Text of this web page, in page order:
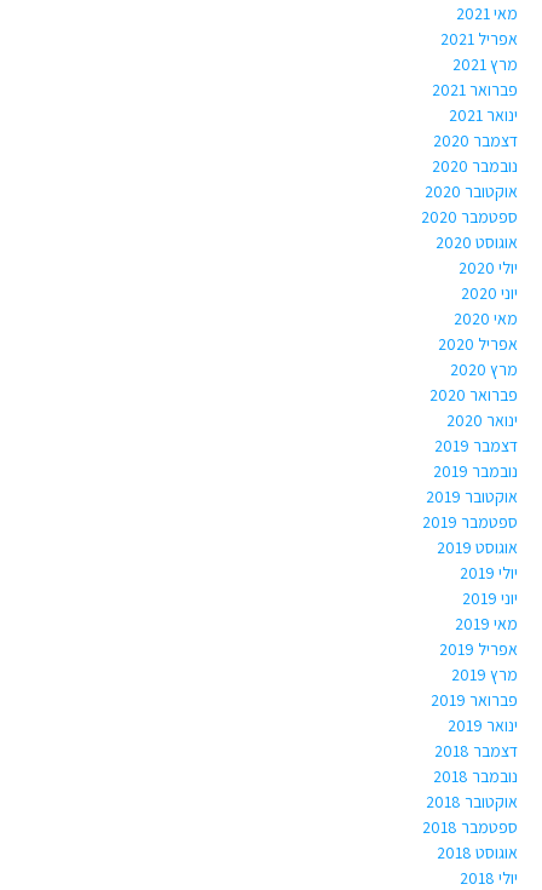
מאי 2021
אפריל 2021
מרץ 2021
פברואר 2021
ינואר 2021
דצמבר 2020
נובמבר 2020
אוקטובר 2020
ספטמבר 2020
אוגוסט 2020
יולי 2020
יוני 2020
מאי 2020
אפריל 2020
מרץ 2020
פברואר 2020
ינואר 2020
דצמבר 2019
נובמבר 2019
אוקטובר 2019
ספטמבר 2019
אוגוסט 2019
יולי 2019
יוני 2019
מאי 2019
אפריל 2019
מרץ 2019
פברואר 2019
ינואר 2019
דצמבר 2018
נובמבר 2018
אוקטובר 2018
ספטמבר 2018
אוגוסט 2018
יולי 2018